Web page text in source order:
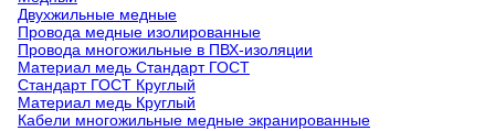
Двухжильные медные
Провода медные изолированные
Провода многожильные в ПВХ-изоляции
Материал медь Стандарт ГОСТ
Стандарт ГОСТ Круглый
Материал медь Круглый
Кабели многожильные медные экранированные